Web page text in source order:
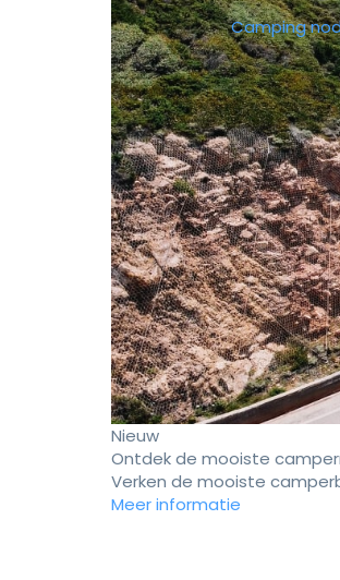
Camping
Nieuw
Ontdek de mooiste
Verken de mooiste
Meer informatie